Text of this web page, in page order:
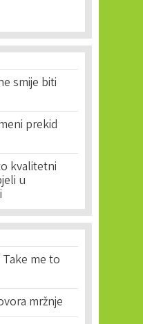
smije biti
prekid
kvalitetni
u
me to
mržnje